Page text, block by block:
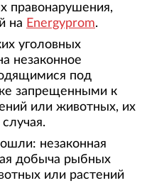
правонарушения,
на Energyprom.
уголовных
незаконное
под
запрещенными к
или животных, их
незаконная
добыча рыбных
или растений